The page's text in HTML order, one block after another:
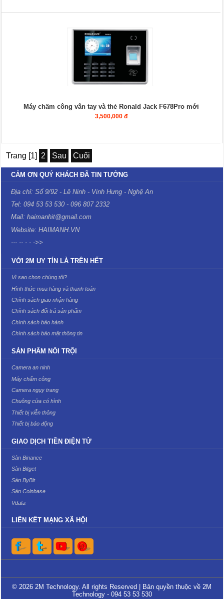
Máy chấm công vân tay và thẻ Ronald Jack F678Pro mới
3,500,000 đ
Trang [1] 2 Sau Cuối
CẢM ƠN QUÝ KHÁCH ĐÃ TIN TƯỞNG
Địa chỉ: Số 9/92 - Lê Ninh - Vinh Hưng - Nghệ An
Tel: 094 53 53 530 - 096 807 2332
Mail: haimanhit@gmail.com
Website: HAIMANH.VN
--- -- - - ->>
VỚI 2M UY TÍN LÀ TRÊN HẾT
Vì sao chọn chúng tôi?
Hình thức mua hàng và thanh toán
Chính sách giao nhận hàng
Chính sách đổi trả sản phẩm
Chính sách bảo hành
Chính sách bảo mật thông tin
SẢN PHẨM NỔI TRỘI
Camera an ninh
Máy chấm công
Camera ngụy trang
Chuông cửa có hình
Thiết bị viễn thông
Thiết bị báo động
GIAO DỊCH TIỀN ĐIỆN TỬ
Sàn Binance
Sàn Bitget
Sàn ByBit
Sàn Coinbase
Vdata
LIÊN KẾT MẠNG XÃ HỘI
© 2026 2M Technology. All rights Reserved | Bản quyền thuộc về 2M
Technology - 094 53 53 530